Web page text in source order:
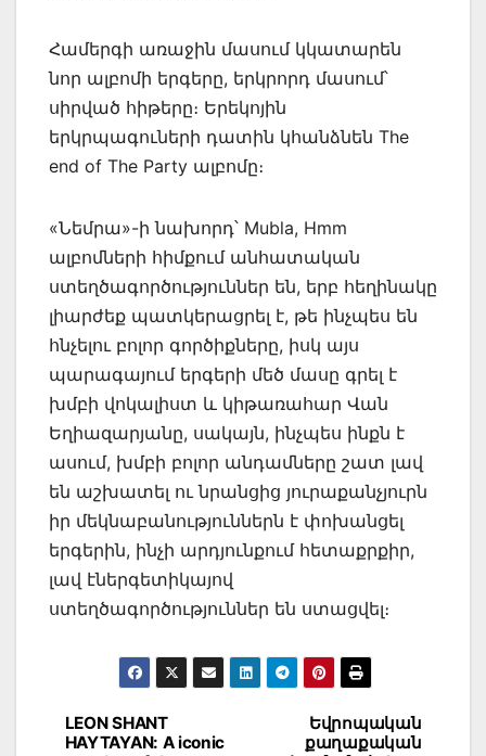
Համերգի առաջին մասում կկատարեն
նոր ալբոմի երգերը, երկրորդ մասում՝
սիրված հիթերը։ Երեկոյին
երկրպագուների դատին կհանձնեն The
end of The Party ալբոմը։
«Նեմրա»-ի նախորդ՝ Mubla, Hmm
ալբոմների հիմքում անհատական
ստեղծագործություններ են, երբ հեղինակը
լիարժեք պատկերացրել է, թե ինչպես են
հնչելու բոլոր գործիքները, իսկ այս
պարագայում երգերի մեծ մասը գրել է
խմբի վոկալիստ և կիթառահար Վան
Եղիազարյանը, սակայն, ինչպես ինքն է
ասում, խմբի բոլոր անդամները շատ լավ
են աշխատել ու նրանցից յուրաքանչյուրն
իր մեկնաբանություններն է փոխանցել
երգերին, ինչի արդյունքում հետաքրքիր,
լավ էներգետիկայով
ստեղծագործություններ են ստացվել։
Post
Եվրոպական
քաղաքական
LEON SHANT
HAYTAYAN: A iconic